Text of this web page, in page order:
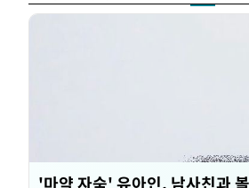
'마약 자숙' 유아인, 남사친과